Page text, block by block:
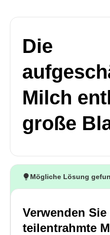
Die
Milch
große
Mögliche Lösung
Verwenden
teilentrahmte